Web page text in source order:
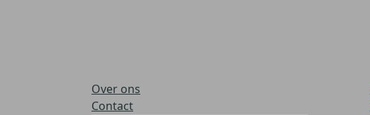
Over ons
Contact